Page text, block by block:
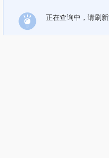
正在查询中，请刷